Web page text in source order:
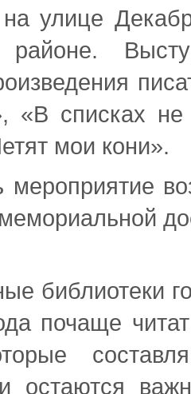
улице
районе.
«В списках
мои кони».
мероприятие
библиотеки
почаще
остаются